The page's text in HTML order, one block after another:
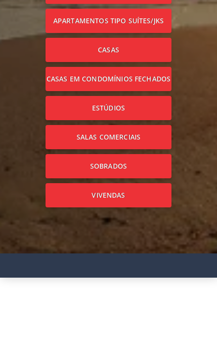
APARTAMENTOS TIPO SUÍTES/JKS
CASAS
CASAS EM CONDOMÍNIOS FECHADOS
ESTÚDIOS
SALAS COMERCIAIS
SOBRADOS
VIVENDAS